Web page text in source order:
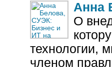
Анна
О
технологии,
членом